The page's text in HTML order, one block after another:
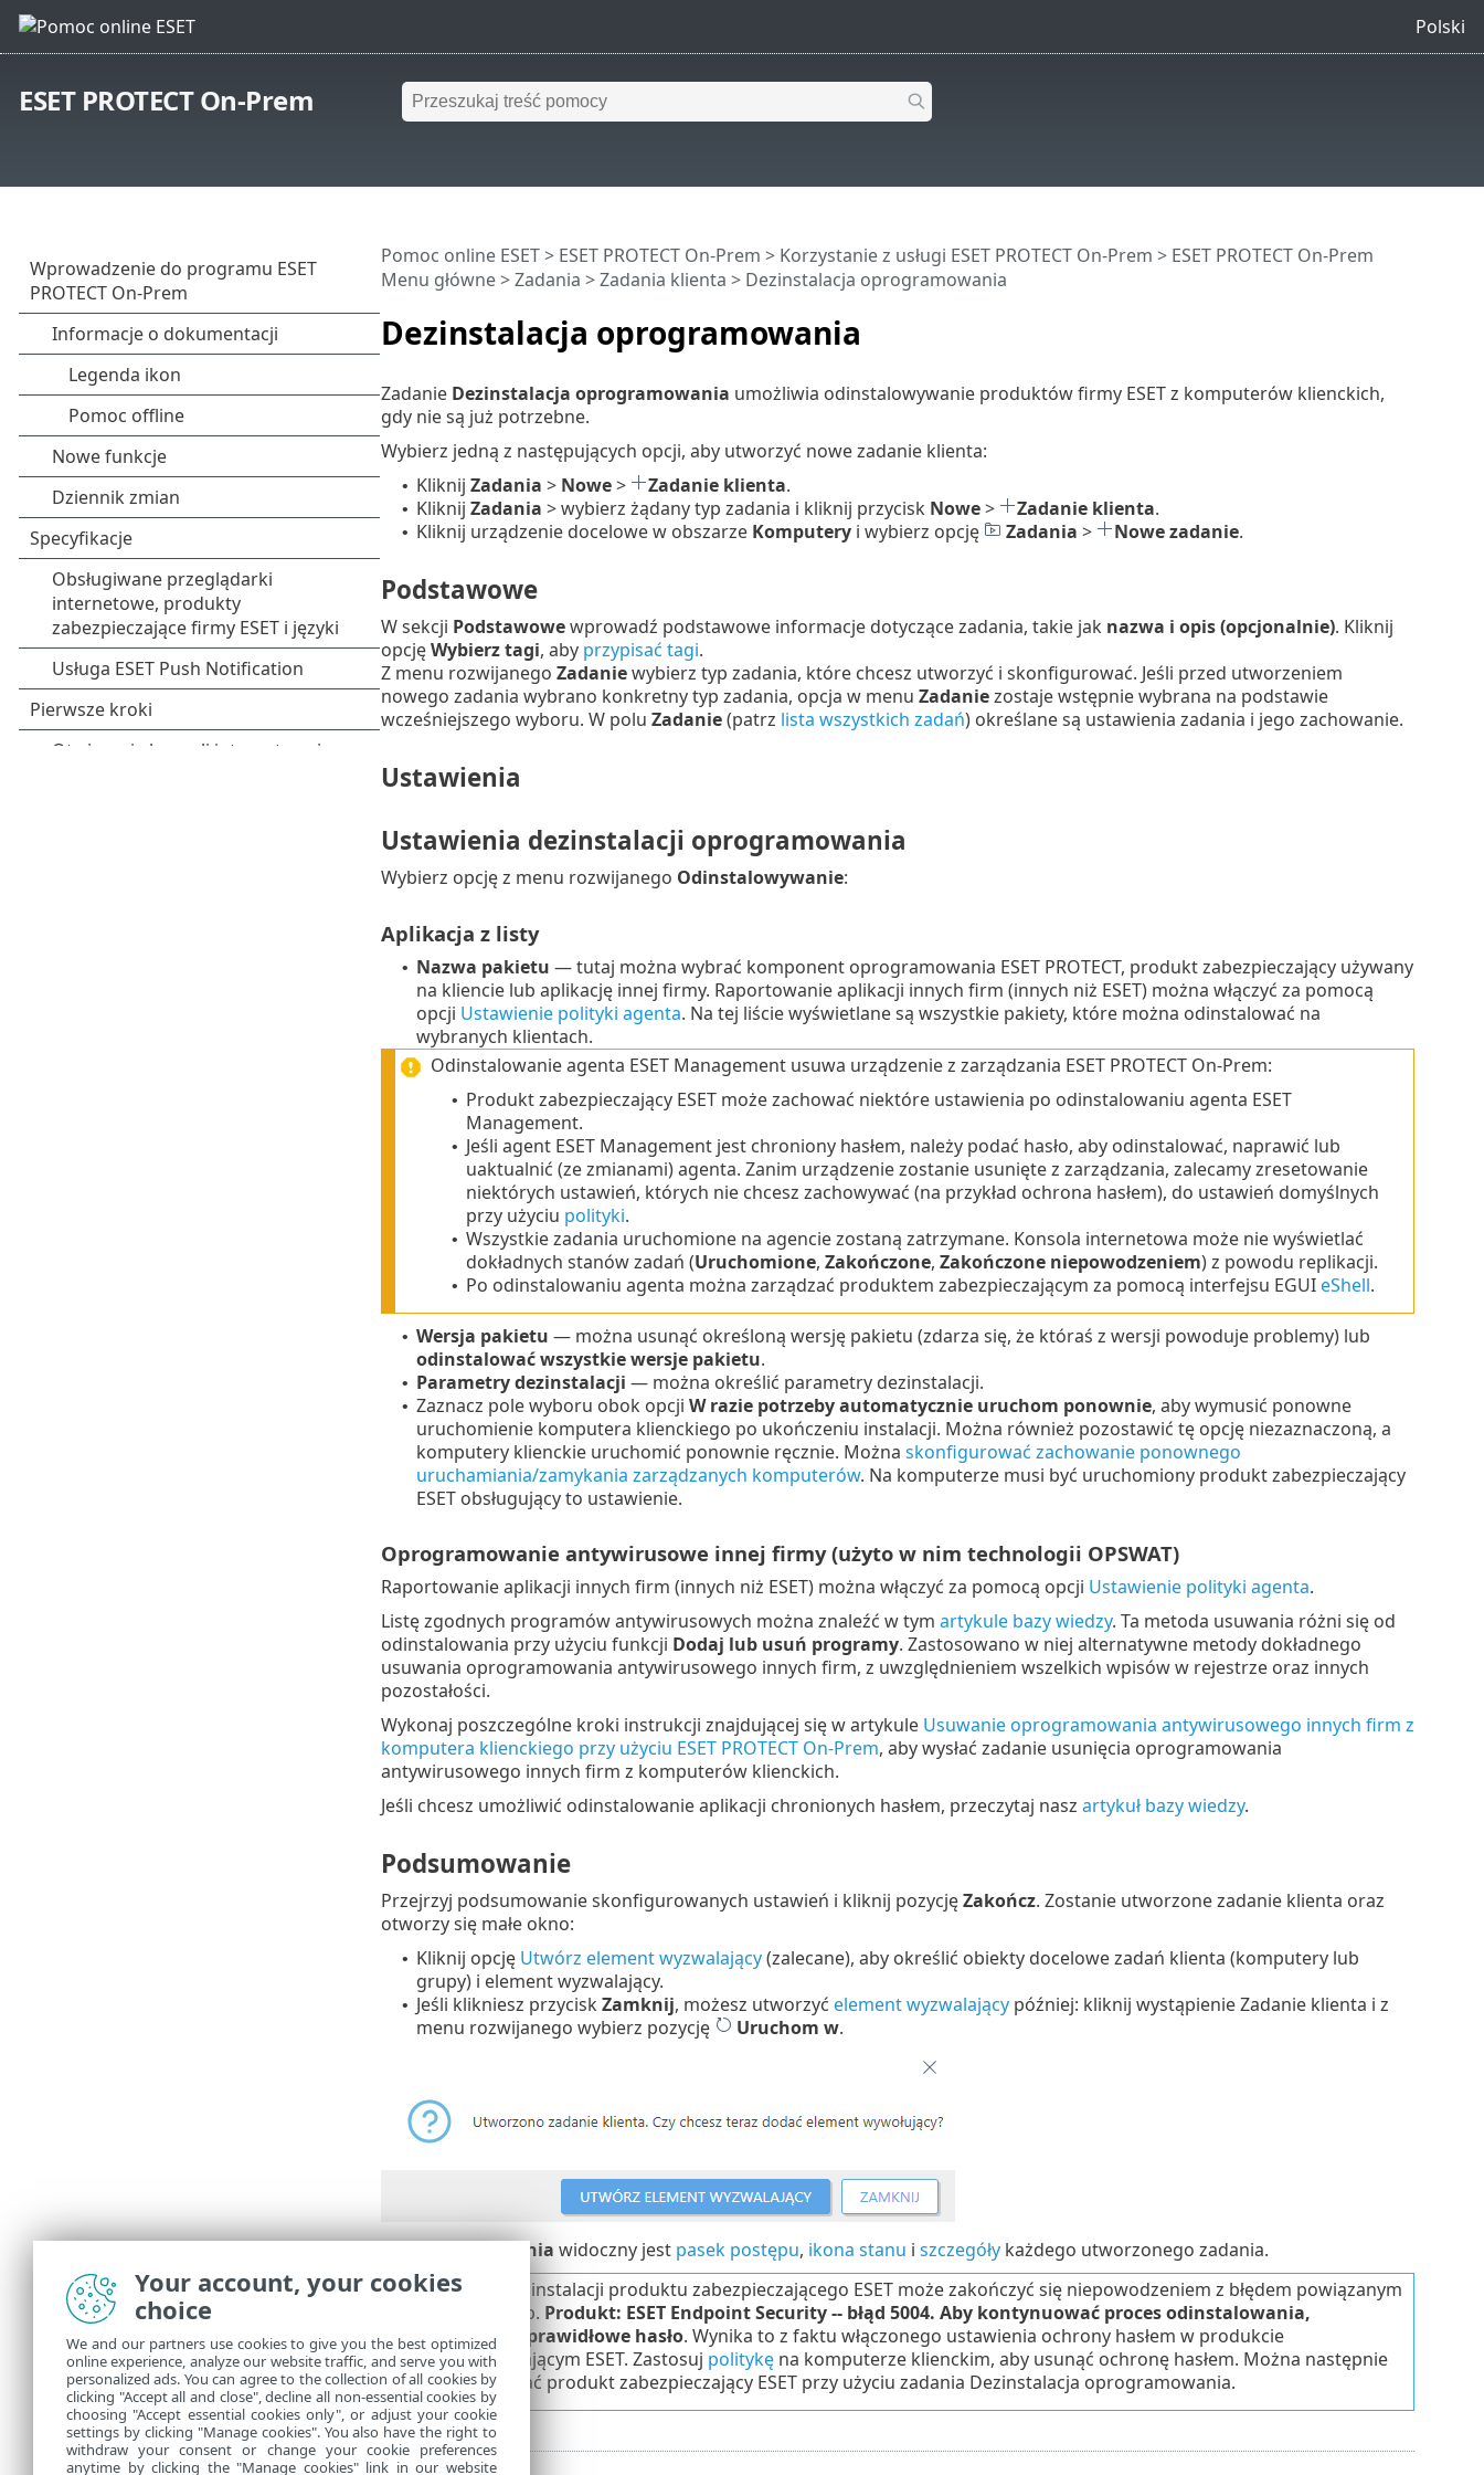
Polski
ESET PROTECT On-Prem
Dezinstalacja oprogramowania
Pomoc online ESET> ESET PROTECT On-Prem > Korzystanie z usługi ESET PROTECT On-Prem > ESET PROTECT On-Prem
Menu główne>Zadania >Zadania klienta > Dezinstalacja oprogramowania
Zadanie Dezinstalacja oprogramowania umożliwia odinstalowywanie produktów firmy ESET z komputerów klienckich,
gdy nie są już potrzebne.
Wybierz jedną z następujących opcji, aby utworzyć nowe zadanie klienta:
• Kliknij Zadania > Nowe> Zadanie klienta.
• Kliknij Zadania > wybierz żądany typ zadania i kliknij przycisk Nowe> Zadanie klienta.
• Kliknij urządzenie docelowe w obszarze Komputeryi wybierz opcję Zadania > Nowe zadanie.
Podstawowe
W sekcji Podstawowewprowadź podstawowe informacje dotyczące zadania, takie jak nazwa i opis (opcjonalnie). Kliknij
opcjęWybierz tagi, aby przypisać tagi.
Z menu rozwijanego Zadaniewybierz typ zadania, które chcesz utworzyć i skonfigurować. Jeśli przed utworzeniem
nowego zadania wybrano konkretny typ zadania, opcja w menu Zadaniezostaje wstępnie wybrana na podstawie
wcześniejszego wyboru. W polu Zadanie(patrz lista wszystkich zadań) określane są ustawienia zadania i jego zachowanie.
Ustawienia
Ustawienia dezinstalacji oprogramowania
Wybierz opcję z menu rozwijanego Odinstalowywanie:
Aplikacja z listy
• Nazwa pakietu — tutaj można wybrać komponent oprogramowania ESET PROTECT, produkt zabezpieczający używany
na kliencie lub aplikację innej firmy. Raportowanie aplikacji innych firm (innych niż ESET) można włączyć za pomocą
opcji Ustawienie polityki agenta. Na tej liście wyświetlane są wszystkie pakiety, które można odinstalować na
wybranych klientach.
Odinstalowanie agenta ESET Management usuwa urządzenie z zarządzania ESET PROTECT On-Prem:
• Produkt zabezpieczający ESET może zachować niektóre ustawienia po odinstalowaniu agenta ESET
Management.
• Jeśli agent ESET Management jest chroniony hasłem, należy podać hasło, aby odinstalować, naprawić lub
uaktualnić (ze zmianami) agenta. Zanim urządzenie zostanie usunięte z zarządzania, zalecamy zresetowanie
niektórych ustawień, których nie chcesz zachowywać (na przykład ochrona hasłem), do ustawień domyślnych
przy użyciu polityki.
• Wszystkie zadania uruchomione na agencie zostaną zatrzymane. Konsola internetowa może nie wyświetlać
dokładnych stanów zadań (Uruchomione, Zakończone, Zakończone niepowodzeniem) z powodu replikacji.
• Po odinstalowaniu agenta można zarządzać produktem zabezpieczającym za pomocą interfejsu EGUIeShell.
• Wersja pakietu — można usunąć określoną wersję pakietu (zdarza się, że któraś z wersji powoduje problemy) lub
odinstalować wszystkie wersje pakietu.
• Parametry dezinstalacji — można określić parametry dezinstalacji.
• Zaznacz pole wyboru obok opcji W razie potrzeby automatycznie uruchom ponownie, aby wymusić ponowne
uruchomienie komputera klienckiego po ukończeniu instalacji. Można również pozostawić tę opcję niezaznaczoną, a
komputery klienckie uruchomić ponownie ręcznie. Można skonfigurować zachowanie ponownego
uruchamiania/zamykania zarządzanych komputerów. Na komputerze musi być uruchomiony produkt zabezpieczający
ESET obsługujący to ustawienie.
Oprogramowanie antywirusowe innej firmy (użyto w nim technologii OPSWAT)
Raportowanie aplikacji innych firm (innych niż ESET) można włączyć za pomocą opcji Ustawienie polityki agenta.
Listę zgodnych programów antywirusowych można znaleźć w tym artykule bazy wiedzy. Ta metoda usuwania różni się od
odinstalowania przy użyciu funkcji Dodaj lub usuń programy. Zastosowano w niej alternatywne metody dokładnego
usuwania oprogramowania antywirusowego innych firm, z uwzględnieniem wszelkich wpisów w rejestrze oraz innych
pozostałości.
Wykonaj poszczególne kroki instrukcji znajdującej się w artykule Usuwanie oprogramowania antywirusowego innych firm z
komputera klienckiego przy użyciu ESET PROTECT On-Prem, aby wysłać zadanie usunięcia oprogramowania
antywirusowego innych firm z komputerów klienckich.
Jeśli chcesz umożliwić odinstalowanie aplikacji chronionych hasłem, przeczytaj nasz artykuł bazy wiedzy.
Podsumowanie
Przejrzyj podsumowanie skonfigurowanych ustawień i kliknij pozycjęZakończ. Zostanie utworzone zadanie klienta oraz
otworzy się małe okno:
• Kliknij opcję Utwórz element wyzwalający(zalecane), aby określić obiekty docelowe zadań klienta (komputery lub
grupy) i element wyzwalający.
• Jeśli klikniesz przycisk Zamknij, możesz utworzyć element wyzwalającypóźniej: kliknij wystąpienie Zadanie klienta i z
menu rozwijanego wybierz pozycję
Uruchom w.
Zadania widoczny jest pasek postępu, ikona stanu i szczegółykażdego utworzonego zadania.
Zadanie dezinstalacji produktu zabezpieczającego ESET może zakończyć się niepowodzeniem z błędem powiązanym
z hasłem, np. Produkt: ESET Endpoint Security -- błąd 5004. Aby kontynuować proces odinstalowania,
wprowadź prawidłowe hasło. Wynika to z faktu włączonego ustawienia ochrony hasłem w produkcie
zabezpieczającym ESET. Zastosuj politykęna komputerze klienckim, aby usunąć ochronę hasłem. Można następnie
odinstalować produkt zabezpieczający ESET przy użyciu zadania Dezinstalacja oprogramowania.
Your account, your cookies
choice
We and our partners use cookies to give you the best optimized
online experience, analyze our website traffic, and serve you with
personalized ads. You can agree to the collection of all cookies by
clicking "Accept all and close", decline all non-essential cookies by
choosing "Accept essential cookies only", or adjust your cookie
settings by clicking "Manage cookies". You also have the right to
withdraw your consent or change your cookie preferences
anytime by clicking the "Manage cookies" link in our website